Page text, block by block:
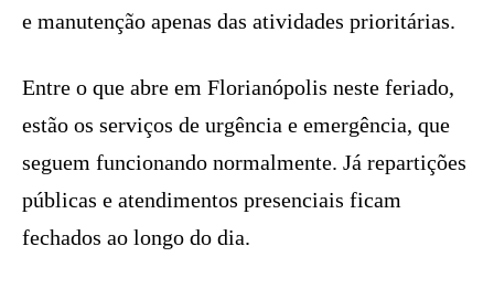
e manutenção apenas das atividades prioritárias.
Entre o que abre em Florianópolis neste feriado,
estão os serviços de urgência e emergência, que
seguem funcionando normalmente. Já repartições
públicas e atendimentos presenciais ficam
fechados ao longo do dia.